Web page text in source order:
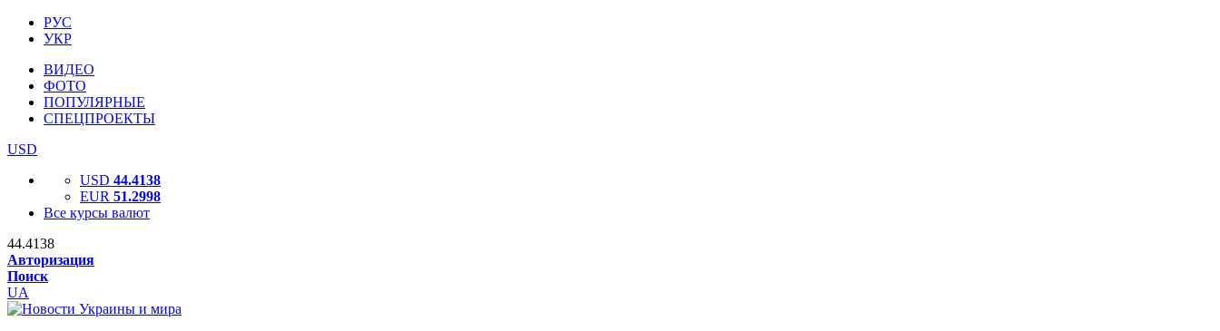
РУС
УКР
ВИДЕО
ФОТО
ПОПУЛЯРНЫЕ
СПЕЦПРОЕКТЫ
USD
USD 44.4138
EUR 51.2998
Все курсы валют
44.4138
Авторизация
Поиск
UA